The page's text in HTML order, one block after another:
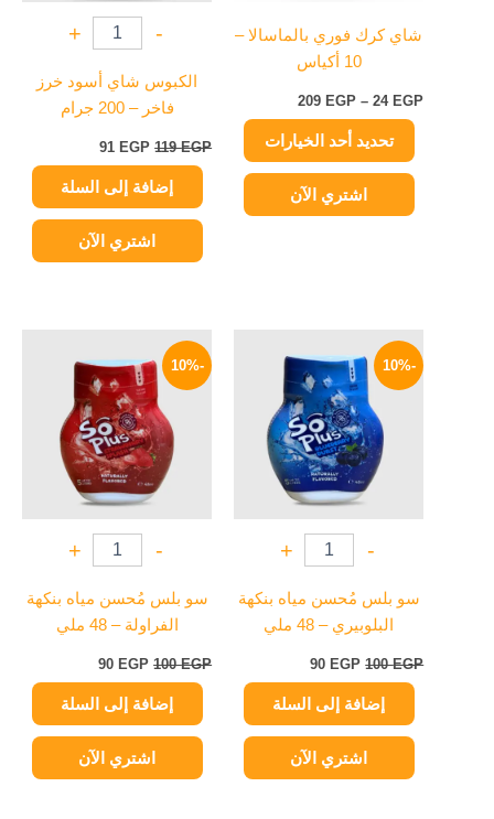
شاي كرك فوري بالماسالا –
10 أكياس
24 EGP
–
209 EGP
تحديد أحد الخيارات
اختيار
صفحة
المنتج
اشتري الآن
-
+
الكبوس شاي أسود خرز
فاخر – 200 جرام
119EGP
91 EGP
إضافة إلى السلة
اشتري الآن
-10%
-
+
سو بلس مُحسن مياه بنكهة
البلوبيري – 48 ملي
100EGP
الأصلي
هو:
100 EGP.
90 EGP
الحالي
هو:
90 EGP.
إضافة إلى السلة
اشتري الآن
-10%
-
+
سو بلس مُحسن مياه بنكهة
الفراولة – 48 ملي
100EGP
الأصلي
هو:
100 EGP.
90 EGP
الحالي
هو:
90 EGP.
إضافة إلى السلة
اشتري الآن